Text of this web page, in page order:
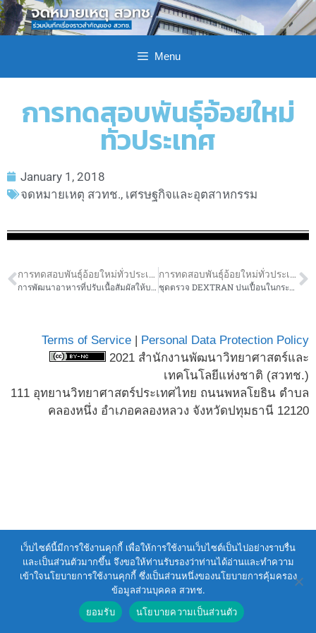
Menu
การทดสอบพันธุ์อ้อยใหม่
ทั่วประเทศ
January 1, 2018
จดหมายเหตุ สวทช., เศรษฐกิจและอุตสาหกรรม
การทดสอบพันธุ์อ้อยใหม่ทั่วประเทศ
การพัฒนาอาหารที่ปรับเนื้อสัมผัสให้บดเคี้ยวง่ายและกลืนง่ายสำหรับผู้สูงอายุ
การทดสอบพันธุ์อ้อยใหม่ทั่วประเทศ
ชุดตรวจ DEXTRAN ปนเปื้อนในกระบวนการผลิตน้ำตาล ใช้ควบคุมคุณภาพการผลิตของโรงงาน
Terms of Service | Personal Data Protection Policy
2021 สำนักงานพัฒนาวิทยาศาสตร์และ
เทคโนโลยีแห่งชาติ (สวทช.)
111 อุทยานวิทยาศาสตร์ประเทศไทย ถนนพหลโยธิน ตำบล
คลองหนึ่ง อำเภอคลองหลวง จังหวัดปทุมธานี 12120
เว็บไซต์นี้มีการใช้งานคุกกี้ เพื่อให้การใช้งานเว็บไซต์เป็นไปอย่างราบรื่น
และเป็นส่วนตัวมากขึ้น จึงขอให้ท่านรับรองว่าท่านได้อ่านและทำความ
เข้าใจนโยบายการใช้งานคุกกี้ ซึ่งเป็นส่วนหนึ่งของนโยบายการคุ้มครอง
ข้อมูลส่วนบุคคล สวทช.
ยอมรับ
นโยบายความเป็นส่วนตัว